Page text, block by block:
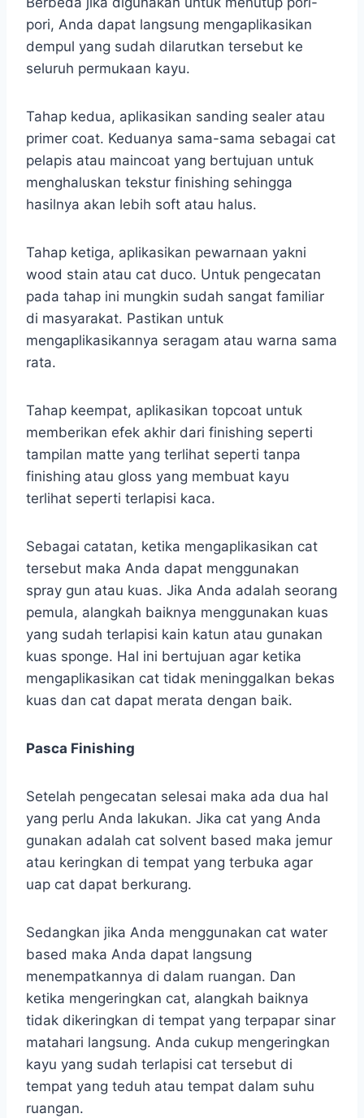
pori, Anda dapat langsung mengaplikasikan
dempul yang sudah dilarutkan tersebut ke
seluruh permukaan kayu.
Tahap kedua, aplikasikan sanding sealer atau
primer coat. Keduanya sama-sama sebagai cat
pelapis atau maincoat yang bertujuan untuk
menghaluskan tekstur finishing sehingga
hasilnya akan lebih soft atau halus.
Tahap ketiga, aplikasikan pewarnaan yakni
wood stain atau cat duco. Untuk pengecatan
pada tahap ini mungkin sudah sangat familiar
di masyarakat. Pastikan untuk
mengaplikasikannya seragam atau warna sama
rata.
Tahap keempat, aplikasikan topcoat untuk
memberikan efek akhir dari finishing seperti
tampilan matte yang terlihat seperti tanpa
finishing atau gloss yang membuat kayu
terlihat seperti terlapisi kaca.
Sebagai catatan, ketika mengaplikasikan cat
tersebut maka Anda dapat menggunakan
spray gun atau kuas. Jika Anda adalah seorang
pemula, alangkah baiknya menggunakan kuas
yang sudah terlapisi kain katun atau gunakan
kuas sponge. Hal ini bertujuan agar ketika
mengaplikasikan cat tidak meninggalkan bekas
kuas dan cat dapat merata dengan baik.
Pasca Finishing
Setelah pengecatan selesai maka ada dua hal
yang perlu Anda lakukan. Jika cat yang Anda
gunakan adalah cat solvent based maka jemur
atau keringkan di tempat yang terbuka agar
uap cat dapat berkurang.
Sedangkan jika Anda menggunakan cat water
based maka Anda dapat langsung
menempatkannya di dalam ruangan. Dan
ketika mengeringkan cat, alangkah baiknya
tidak dikeringkan di tempat yang terpapar sinar
matahari langsung. Anda cukup mengeringkan
kayu yang sudah terlapisi cat tersebut di
tempat yang teduh atau tempat dalam suhu
ruangan.